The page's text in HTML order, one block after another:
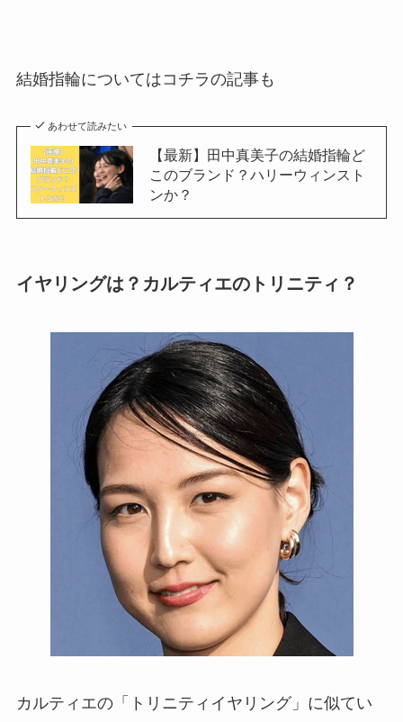
結婚指輪についてはコチラの記事も
あわせて読みたい
【最新】田中真美子の結婚指輪ど
このブランド？ハリーウィンスト
ンか？
イヤリングは？カルティエのトリニティ？
カルティエの「トリニティイヤリング」に似てい